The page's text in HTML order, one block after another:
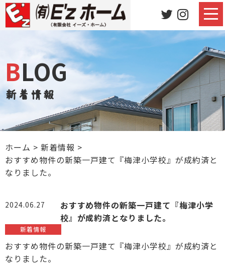
BLOG
新着情報
ホーム > 新着情報 >
おすすめ物件の新築一戸建て『梅津小学校』が成約済と
なりました。
2024.06.27
おすすめ物件の新築一戸建て『梅津小学
校』が成約済となりました。
新着情報
おすすめ物件の新築一戸建て『梅津小学校』が成約済と
なりました。